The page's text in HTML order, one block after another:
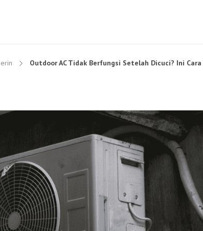
Outdoor AC Tidak Berfungsi Setelah Dicuci? Ini